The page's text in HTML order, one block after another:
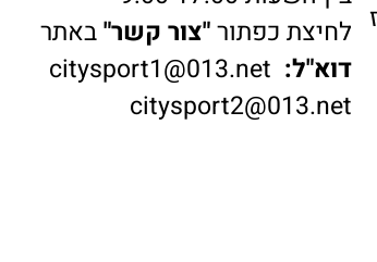
השעות 9:00-17:00
לחיצת כפתור "צור קשר"באתר
דוא"ל:citysport1@013.net
citysport2@013.net